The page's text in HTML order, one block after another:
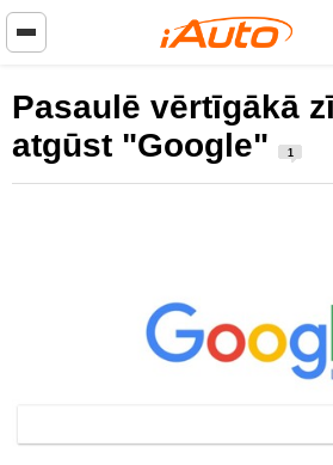
Pasaulē vērtīgākā
atgūst "Google"
1